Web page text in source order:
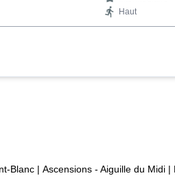
Haut
Blanc | Ascensions - Aiguille du Midi |